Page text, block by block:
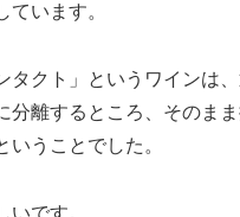
ています。
タクト」というワインは
分離するところ、そのま
いうことでした。
いです。